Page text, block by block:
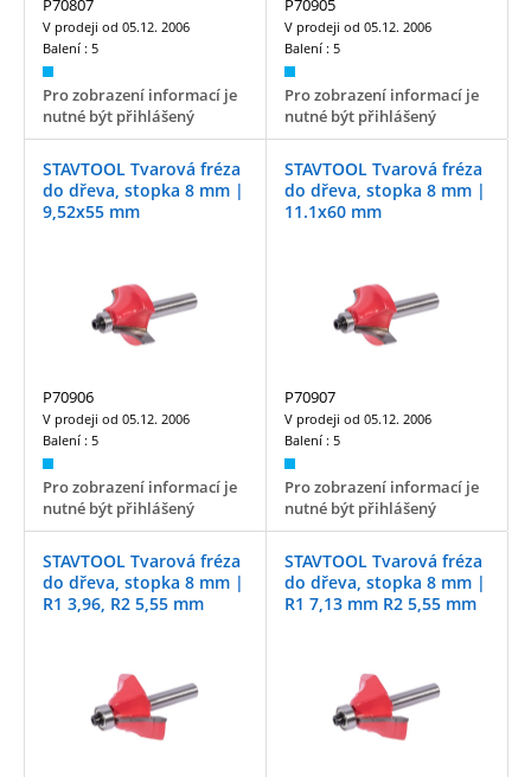
P70807
V prodeji od 05.12. 2006
Balení : 5
Pro zobrazení informací je
nutné být přihlášený
P70905
V prodeji od 05.12. 2006
Balení : 5
Pro zobrazení informací je
nutné být přihlášený
STAVTOOL Tvarová fréza
do dřeva, stopka 8 mm |
9,52x55 mm
P70906
V prodeji od 05.12. 2006
Balení : 5
Pro zobrazení informací je
nutné být přihlášený
STAVTOOL Tvarová fréza
do dřeva, stopka 8 mm |
11.1x60 mm
P70907
V prodeji od 05.12. 2006
Balení : 5
Pro zobrazení informací je
nutné být přihlášený
STAVTOOL Tvarová fréza
do dřeva, stopka 8 mm |
R1 3,96, R2 5,55 mm
STAVTOOL Tvarová fréza
do dřeva, stopka 8 mm |
R1 7,13 mm R2 5,55 mm